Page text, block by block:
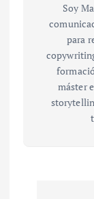
Soy
para
máster